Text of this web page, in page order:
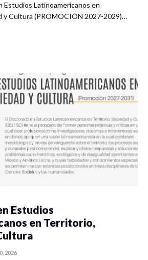
Estudios Latinoamericanos en
y Cultura (PROMOCIÓN 2027-2029)…
Estudios
en Territorio,
2026